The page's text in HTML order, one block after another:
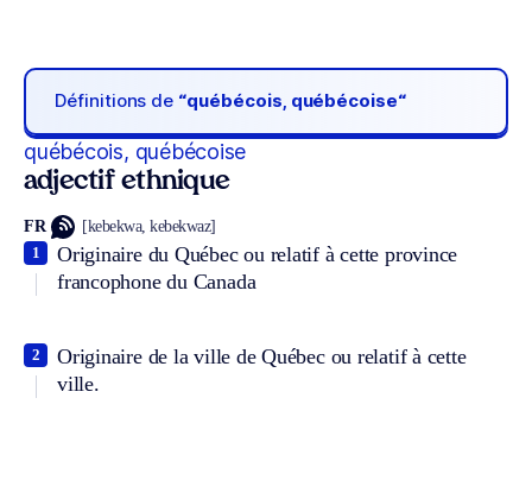
Définitions de “québécois, québécoise“
québécois, québécoise
adjectif ethnique
FR [kebekwa, kebekwaz]
Originaire du Québec ou relatif à cette province
francophone du Canada
1
Originaire de la ville de Québec ou relatif à cette
ville.
2